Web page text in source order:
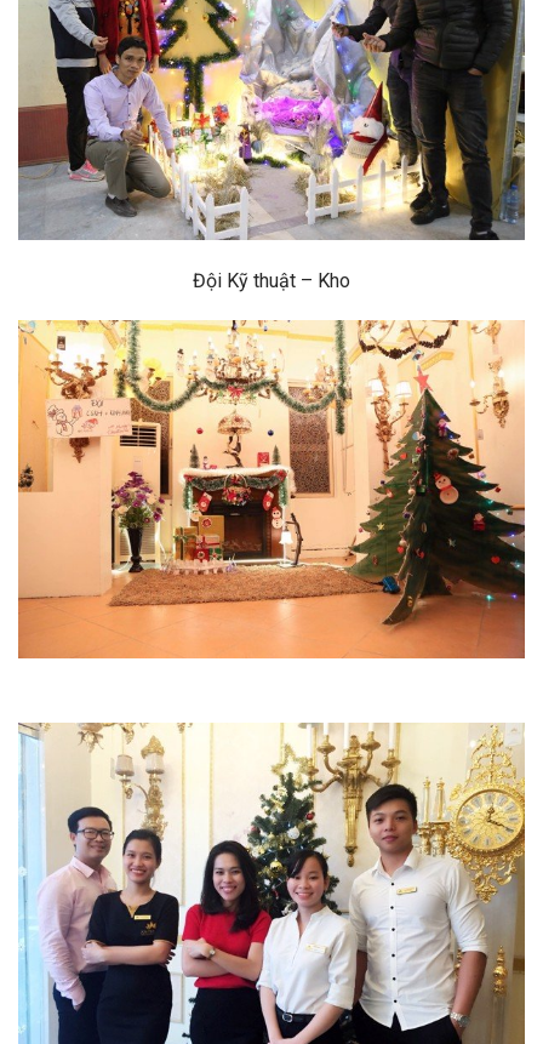
Đội Kỹ thuật – Kho